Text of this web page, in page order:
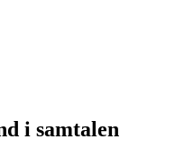
i samtalen